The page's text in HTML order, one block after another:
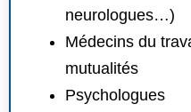
neurologues…)
Médecins du
mutualités
Psychologues